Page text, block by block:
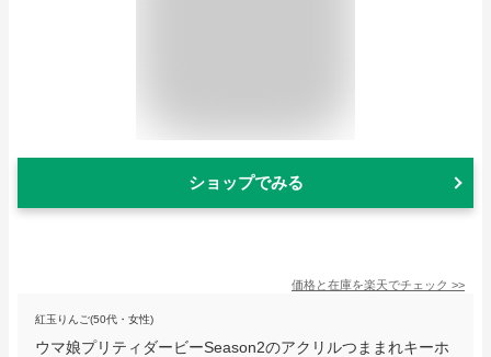
ショップでみる
価格と在庫を楽天でチェック >>
紅玉りんご(50代・女性)
ウマ娘プリティダービーSeason2のアクリルつままれキーホ